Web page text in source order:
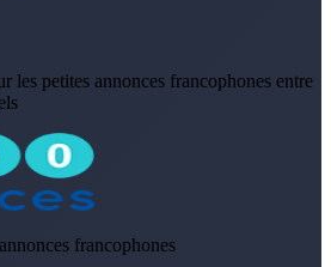
les petites annonces francophones entre
francophones